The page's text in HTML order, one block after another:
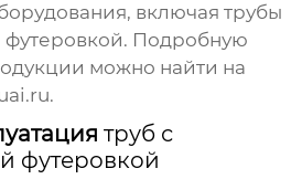
включаятрубы
. Подробную
можно найти на
.
труб с
футеровкой